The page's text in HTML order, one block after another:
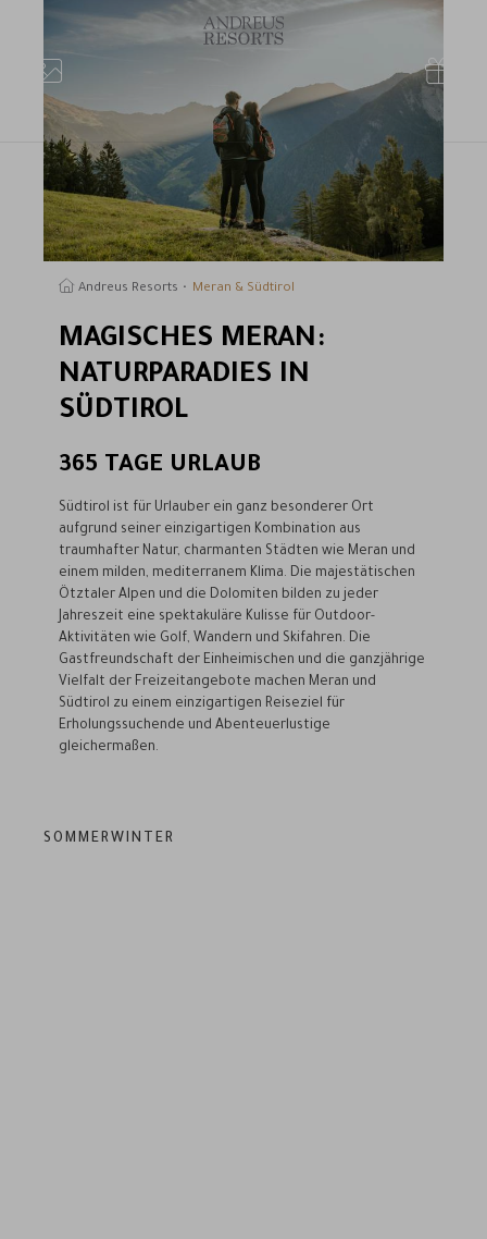
Andreus Resorts Meran & Südtirol
MAGISCHES MERAN:
NATURPARADIES IN
SÜDTIROL
365 TAGE URLAUB
Südtirol ist für Urlauber ein ganz besonderer Ort
aufgrund seiner einzigartigen Kombination aus
traumhafter Natur, charmanten Städten wie Meran und
einem milden, mediterranem Klima. Die majestätischen
Ötztaler Alpen und die Dolomiten bilden zu jeder
Jahreszeit eine spektakuläre Kulisse für Outdoor-
Aktivitäten wie Golf, Wandern und Skifahren. Die
Gastfreundschaft der Einheimischen und die ganzjährige
Vielfalt der Freizeitangebote machen Meran und
Südtirol zu einem einzigartigen Reiseziel für
Erholungssuchende und Abenteuerlustige
gleichermaßen.
SOMMER WINTER